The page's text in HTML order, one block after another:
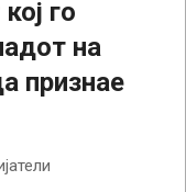
го
на
признае